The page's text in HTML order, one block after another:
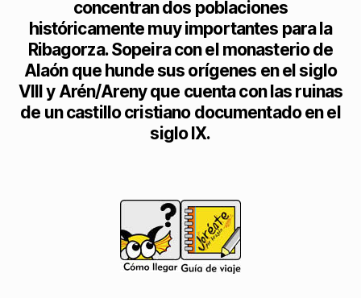
concentran dos poblaciones
históricamente muy importantes para la
Ribagorza. Sopeira con el monasterio de
Alaón que hunde sus orígenes en el siglo
VIII y Arén/Areny que cuenta con las ruinas
de un castillo cristiano documentado en el
siglo IX.